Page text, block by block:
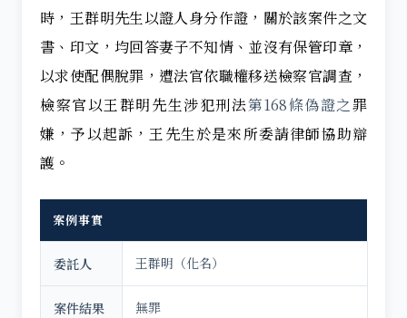
時，王群明先生以證人身分作證，關於該案件之文
書、印文，均回答妻子不知情、並沒有保管印章，
以求使配偶脫罪，遭法官依職權移送檢察官調查，
檢察官以王群明先生涉犯刑法第168條偽證之罪
嫌，予以起訴，王先生於是來所委請律師協助辯
護。
案例事實
委託人 王群明（化名）
案件結果 無罪